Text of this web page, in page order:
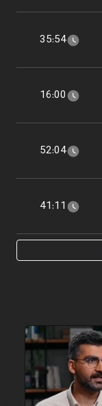
35:54
16:00
52:04
41:11